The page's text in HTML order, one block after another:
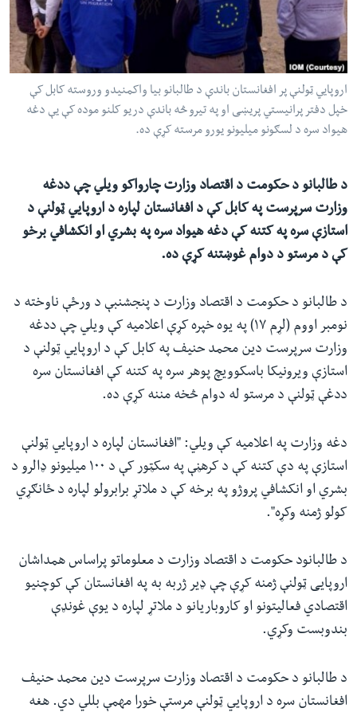
شئ
لټون
ځای
لاړ
شئ
له مونږ سره په تماس کې پاتې شئ
ژبې
اروپايي ټولنې پر افغانستان باندې د طالبانو بیا واکمنیدو وروسته کابل کې
خپل دفتر پرانیستي پریښی او په تیرو څه باندې دریو کلنو موده کې یې دغه
هیواد سره د لسګونو میلیونو یورو مرسته کړې ده.
د طالبانو د حکومت د اقتصاد وزارت چارواکو ویلي چې ددغه
وزارت سرپرست په کابل کې د افغانستان لپاره د اروپايي ټولنې د
استازې سره په کتنه کې دغه هیواد سره په بشري او انکشافي برخو
کې د مرستو د دوام غوښتنه کړې ده.
د طالبانو د حکومت د اقتصاد وزارت د پنجشنبې د ورځې ناوخته د
نومبر اووم (لړم ۱۷) په یوه خپره کړې اعلامیه کې ویلي چې ددغه
وزارت سرپرست دین محمد حنیف په کابل کې د اروپايي ټولنې د
استازې ویرونیکا باسکوویچ پوهر سره په کتنه کې افغانستان سره
ددغې ټولنې د مرستو له دوام څخه مننه کړې ده.
دغه وزارت په اعلامیه کې ویلي: "افغانستان لپاره د اروپايي ټولنې
استازې په دې کتنه کې د کرهڼې په سکټور کې د ۱۰۰ میلیونو ډالرو د
بشري او انکشافي پروژو په برخه کې د ملاتړ برابرولو لپاره د ځانګړي
کولو ژمنه وکړه".
د طالبانود حکومت د اقتصاد وزارت د معلوماتو پراساس همداشان
اروپايی ټولنې ژمنه کړې چې ډیر ژربه به په افغانستان کې کوچنیو
اقتصادي فعالیتونو او کاروباریانو د ملاتړ لپاره د یوې غونډې
بندوبست وکړي.
د طالبانو د حکومت د اقتصاد وزارت سرپرست دین محمد حنیف
افغانستان سره د اروپايي ټولنې مرستې خورا مهمې بللي دي. هغه